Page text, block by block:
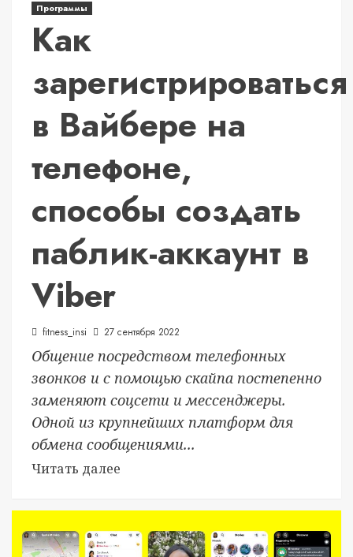
Программы
Как
зарегистрироваться
в Вайбере на
телефоне,
способы создать
паблик-аккаунт в
Viber
fitness_insi 27 сентября 2022
Общение посредством телефонных
звонков и с помощью скайпа постепенно
заменяют соцсети и мессенджеры.
Одной из крупнейших платформ для
обмена сообщениями...
Читать далее